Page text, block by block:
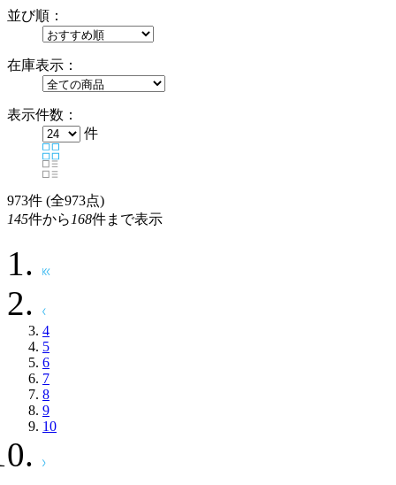
並び順：
在庫表示：
表示件数：
件
973件 (全973点)
145件から 168件まで表示
4
5
6
7
8
9
10